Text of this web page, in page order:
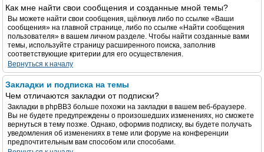
Как мне найти свои сообщения и созданные мной темы?
Вы можете найти свои сообщения, щёлкнув либо по ссылке «Ваши
сообщения» на главной странице, либо по ссылке «Найти сообщения
пользователя» в вашем личном разделе. Чтобы найти созданные вами
темы, используйте страницу расширенного поиска, заполнив
соответствующие критерии для его осуществления.
Вернуться к началу
Закладки и подписка на темы
Чем отличаются закладки от подписки?
Закладки в phpBB3 больше похожи на закладки в вашем веб-браузере.
Вы не будете предупреждены о произошедших изменениях, но сможете
вернуться в тему позже. Однако, оформив подписку, вы будете получать
уведомления об изменениях в теме или форуме на конференции
предпочтительным вам способом или способами.